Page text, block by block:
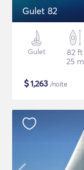
Gulet 82
Gulet
82 ft
25 m
$1,263 /noite